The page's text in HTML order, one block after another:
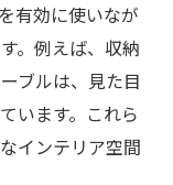
有効に使いなが
。例えば、収納
ブルは、見た目
います。これら
インテリア空間